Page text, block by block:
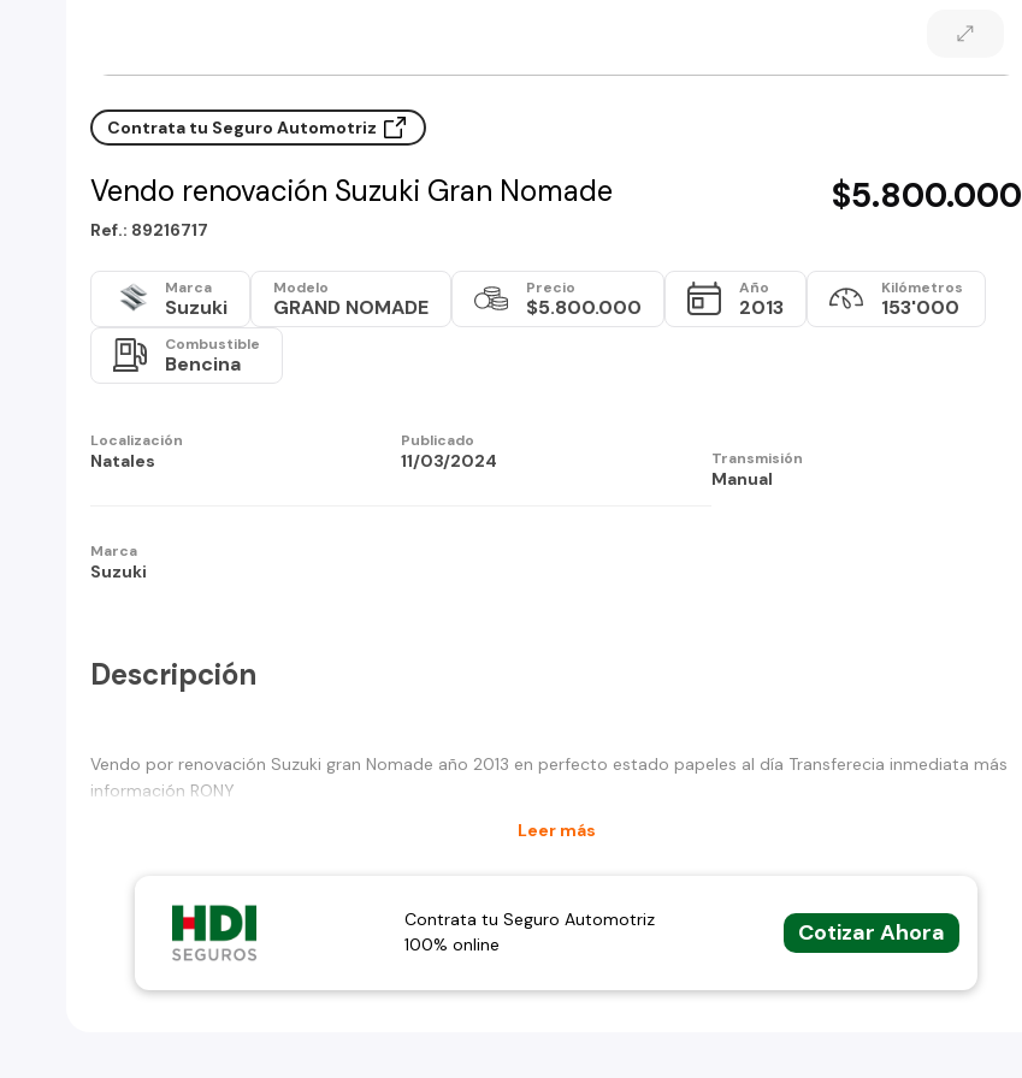
Contrata tu Seguro Automotriz
Vendo renovación Suzuki Gran Nomade $5.800.000
Ref.: 89216717
Marca
Suzuki
Modelo
GRAND NOMADE
Precio
$5.800.000
Año
2013
Kilómetros
153'000
Combustible
Bencina
Localización
Natales
Publicado
11/03/2024 Transmisión
Manual
Marca
Suzuki
Descripción
Vendo por renovación Suzuki gran Nomade año 2013 en perfecto estado papeles al día Transferecia inmediata más
información RONY
Leer más
Contrata tu Seguro Automotriz
100% online
Cotizar Ahora